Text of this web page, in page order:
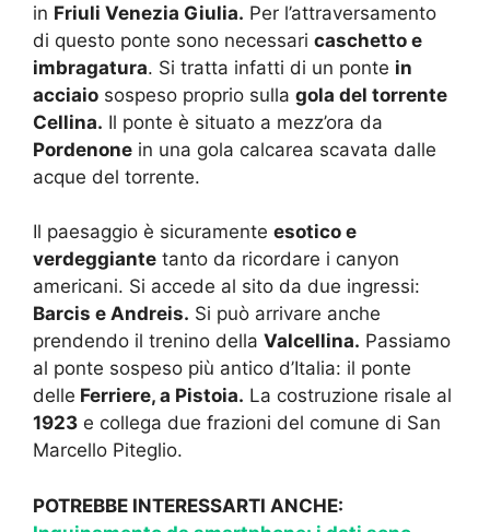
in Friuli Venezia Giulia. Per l’attraversamento
di questo ponte sono necessari caschetto e
imbragatura. Si tratta infatti di un ponte in
acciaio sospeso proprio sulla gola del torrente
Cellina. Il ponte è situato a mezz’ora da
Pordenone in una gola calcarea scavata dalle
acque del torrente.
Il paesaggio è sicuramente esotico e
verdeggiante tanto da ricordare i canyon
americani. Si accede al sito da due ingressi:
Barcis e Andreis. Si può arrivare anche
prendendo il trenino della Valcellina. Passiamo
al ponte sospeso più antico d’Italia: il ponte
delle Ferriere, a Pistoia. La costruzione risale al
1923 e collega due frazioni del comune di San
Marcello Piteglio.
POTREBBE INTERESSARTI ANCHE: